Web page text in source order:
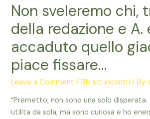
Non sveleremo chi,
della redazione e A.
accaduto quello
piace fissare…
Leave a Comment /Blk siti incontri / By
“Premetto, non sono una solo
utilita da sola, ma sono curiosa e ho